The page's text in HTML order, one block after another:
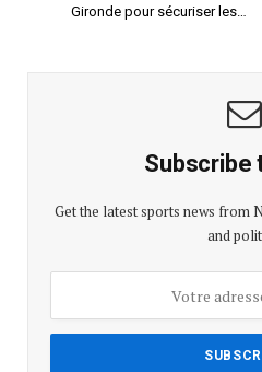
Gironde pour sécuriser les…
Subscribe
Get the latest sports news from
and